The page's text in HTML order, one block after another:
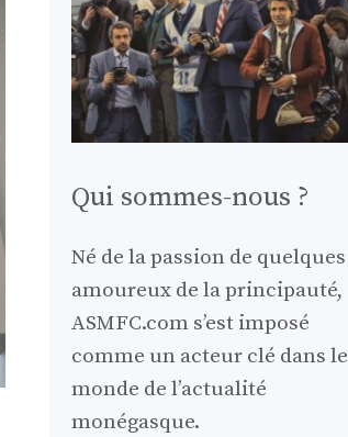
Qui sommes-nous ?
Né de la passion de quelques
amoureux de la principauté,
ASMFC.com s’est imposé
comme un acteur clé dans le
monde de l’actualité
monégasque.